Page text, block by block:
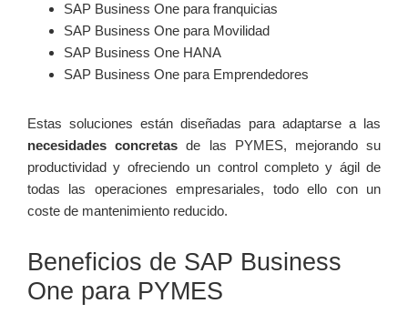
SAP Business​ One para ‌franquicias
SAP Business One‌ para Movilidad
SAP Business One HANA
SAP Business One para Emprendedores
Estas soluciones ‌están diseñadas para adaptarse a las
necesidades concretas de las PYMES, mejorando su
productividad y ofreciendo un control completo y⁣ ágil de
todas las ⁢operaciones empresariales, todo⁢ ello con un
coste de mantenimiento reducido.
Beneficios‍ de SAP Business
‍One para ‍PYMES